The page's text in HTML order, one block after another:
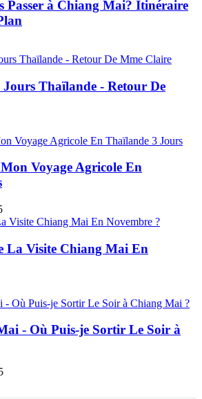
Passer à Chiang Mai? Itinéraire
Jours Thaïlande - Retour De
Voyage Agricole En
La Visite Chiang Mai En
- Où Puis-je Sortir Le Soir à